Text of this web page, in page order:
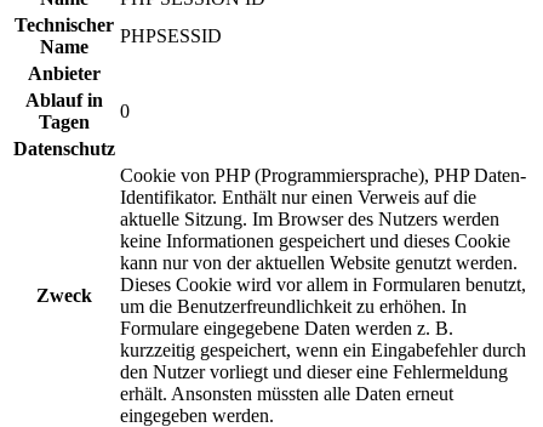
Technischer
Name
PHPSESSID
Anbieter
Ablauf in
Tagen
0
Datenschutz
Zweck
Cookie von PHP (Programmiersprache), PHP Daten-
Identifikator. Enthält nur einen Verweis auf die
aktuelle Sitzung. Im Browser des Nutzers werden
keine Informationen gespeichert und dieses Cookie
kann nur von der aktuellen Website genutzt werden.
Dieses Cookie wird vor allem in Formularen benutzt,
um die Benutzerfreundlichkeit zu erhöhen. In
Formulare eingegebene Daten werden z. B.
kurzzeitig gespeichert, wenn ein Eingabefehler durch
den Nutzer vorliegt und dieser eine Fehlermeldung
erhält. Ansonsten müssten alle Daten erneut
eingegeben werden.